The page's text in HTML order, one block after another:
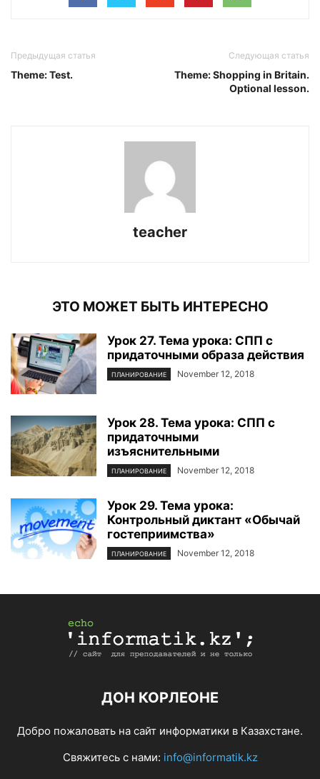
Предыдущая статья
Theme: Test.
Следующая статья
Theme: Shopping in Britain.
Optional lesson.
teacher
ЭТО МОЖЕТ БЫТЬ ИНТЕРЕСНО
Урок 27. Тема урока: СПП с
придаточными образа действия
ПЛАНИРОВАНИЕ November 12, 2018
Урок 28. Тема урока: СПП с
придаточными
изъяснительными
ПЛАНИРОВАНИЕ November 12, 2018
Урок 29. Тема урока:
Контрольный диктант «Обычай
гостеприимства»
ПЛАНИРОВАНИЕ November 12, 2018
ДОН КОРЛЕОНЕ
Добро пожаловать на сайт информатики в Казахстане.
Свяжитесь с нами: info@informatik.kz